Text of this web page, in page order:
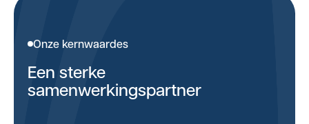
Onze kernwaardes
Een sterke
samenwerkingspartner